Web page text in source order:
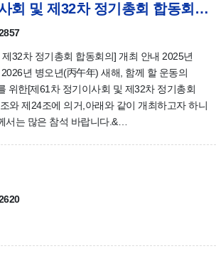
[제61차 정기이사회 및 제32차 정기총회 합동회의] 개최 안내
32차 정기총회 합동회의] 개최 안내 2025년
년 병오년(丙午年) 새해, 함께 할 운동의
위한[제61차 정기이사회 및 제32차 정기총회
와 제24조에 의거,아래와 같이 개최하고자 하니
서는 많은 참석 바랍니다.&…